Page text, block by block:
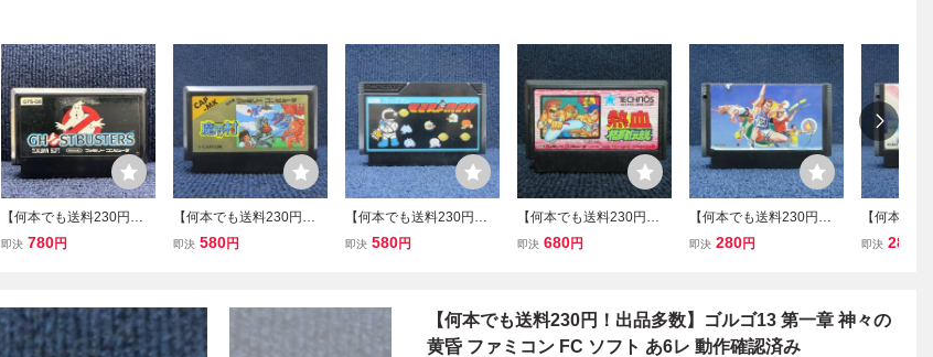
【何本でも送料230円！
出品多数】ゴーストバス
即決 780円
【何本でも送料230円！
出品多数】魔界村 ファミ
即決 580円
【何本でも送料230円！
出品多数】08 ワープマン
即決 580円
【何本でも送料230円！
出品多数】熱血格闘伝説
即決 680円
【何本でも送料230円！
出品多数】ハイパースポ
即決 280円
【何本で
出品多数】
即決 280
【何本でも送料230円！出品多数】ゴルゴ13 第一章 神々の
黄昏 ファミコン FC ソフト あ6レ 動作確認済み